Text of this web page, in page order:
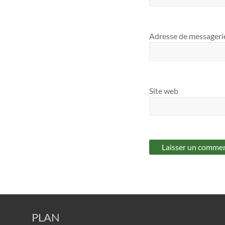
Adresse de
Site web
PLAN